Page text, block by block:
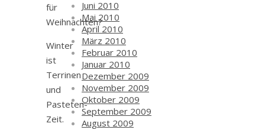
für
Weihnachten?
Winter
ist
Terrinen
und
Pasteten-
Zeit.
Juni 2010
Mai 2010
April 2010
März 2010
Februar 2010
Januar 2010
Dezember 2009
November 2009
Oktober 2009
September 2009
August 2009